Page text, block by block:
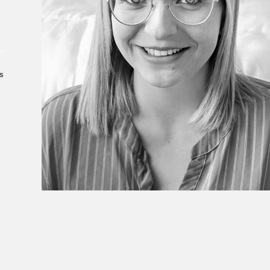
À propos du Salon
Liste des exposant·e·s
Liste des auteur·rice·s